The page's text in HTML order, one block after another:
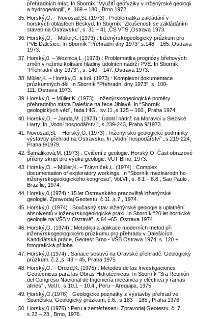
přehradních míst. In Sborník “Využití geofyziky v inženýrské geologii
a hydrogeologii”, s. 169 – 180., Brno 1972.
Horský,O. – Novosad,St. (1973) : Problematika zakládání v
horských oblastech Beskyd. In Sborník “Zkušenosti se zakládáním
staveb na Ostravsku”, s. 31 – 41.,ČS VTS ,Ostrava 1973.
Horský,O. – Müller,K. (1973) : Inženýrskogeologický průzkum pro
PVE Dalešice. In Sborník “Přehradní dny 1973” s.148 – 165.,Ostrava
1973.
Horský,0. – Woznica,L. (1973) : Problematika prognózy břehových
změn v režimu kolísání hladiny údolních nádrží PVE. In Sborník
“Přehradní dny 1973”., s. 140 – 147.,Ostrava 1973.
Müller,K. – Horský,O. a kol. (1973) : Komplexní dokumentace
průzkumných děl. In Sborník “Přehradní dny 1973”, s. 100-
111.,Ostrava 1973.
Horský,0. – Müller,K. (1973) : Inženýrskogeologické poměry
přehradního místa Dalešice na řece Jihlavě. In “Sborník
geologických věd”, řada HIG., sv.11.,s.125 – 160., Praha 1974.
Horský,O. – Janda,M. (1973) : Údolní nádrž na Moravici u Slezské
Harty. In „Vodní hospodářství“, s.239-243, Praha 9/1973.
Novosad,St. – Horský,O. (1973) : Inženýrsko geologické podmínky
výstavby přehrad na Ostravsku. In „Vodní hospodářství“.,s.219-224,
Praha 9/1979.
Šamalíková,M. (1973) : Cvičení z geologie. Horský,O: Část obrazové
přílohy skript pro výuku geologie. VUT Brno, 1973.
Horský,O. – Müller,K. – Trávníček,L. (1974) : Complex
documentation of exploratory workings. In “Sborník mezinárodního
inženýrskogeologického kongresu”, Vol.VII, s. 8.1 – 8.8., Sao Paulo ,
Brazílie, 1974.
Horský,0.(1974) : 15 let Ostravského pracoviště inženýrské
geologie. Zpravodaj Geotestu, č.11.,s.7., 1974.
Horský,0. (1974) : Současný stav inženýrské geologie a uplatnění
absolventů v inženýrskogeologické praxi. In Sborník “20 let hornické
geologie na VŠB v Ostravě”, s.64 –65. Ostrava 1974.
Horský,O. (1974) : Metodika a aplikace moderních metod při
inženýrskogeologickém průzkumu pro přehradu v Dalešicích.
Kandidátská práce, Geotest Brno - VŠB Ostrava 1974, s. 120 +
fotografická příloha.
Horský,0.(1974) : Sanace sesuvů na Oravské přehradě. Geologický
průzkum, č.2.,s. 43 – 45, Praha 1975.
Horský,O. – Drozd,K. (1975) : Metodos de las Investigaciones
Geotécnicas para las Obras Hidrotécnicas. In Sborník “3ra Reunión
del Congreso Nacional de Ingeniería mecánica y eléctrica y ramas
afines” , Vol.II., s.10.1 – 10.4., Peru – Arequipa, 1975.
Horský,O.(1976) : Geologické poznatky z výstavby přehrad ve
Španělsku. Geologický průzkum, č.6., s.183 – 185., Praha 1976.
Horský,0.(1976) : Peru a zemětřesení. Zpravodaj Geotestu, č. 7 .,
s.22 – 23., Brno, 1976.